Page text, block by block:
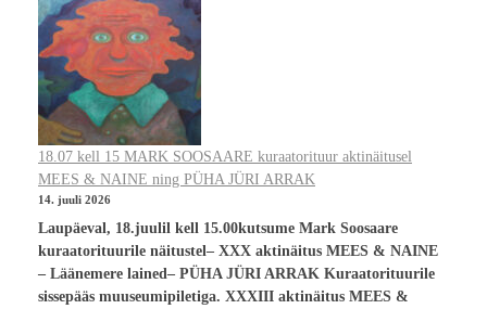
18.07 kell 15 MARK SOOSAARE kuraatorituur aktinäitusel
MEES & NAINE ning PÜHA JÜRI ARRAK
14. juuli 2026
Laupäeval, 18.juulil kell 15.00kutsume Mark Soosaare
kuraatorituurile näitustel– XXX aktinäitus MEES & NAINE
– Läänemere lained– PÜHA JÜRI ARRAK Kuraatorituurile
sissepääs muuseumipiletiga. XXXIII aktinäitus MEES &